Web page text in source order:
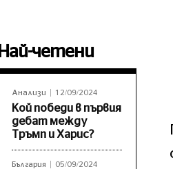
Най-четени
Анализи 12/09/2024
Кой победи в първия
дебат между
Тръмп и Харис?
България 05/09/2024